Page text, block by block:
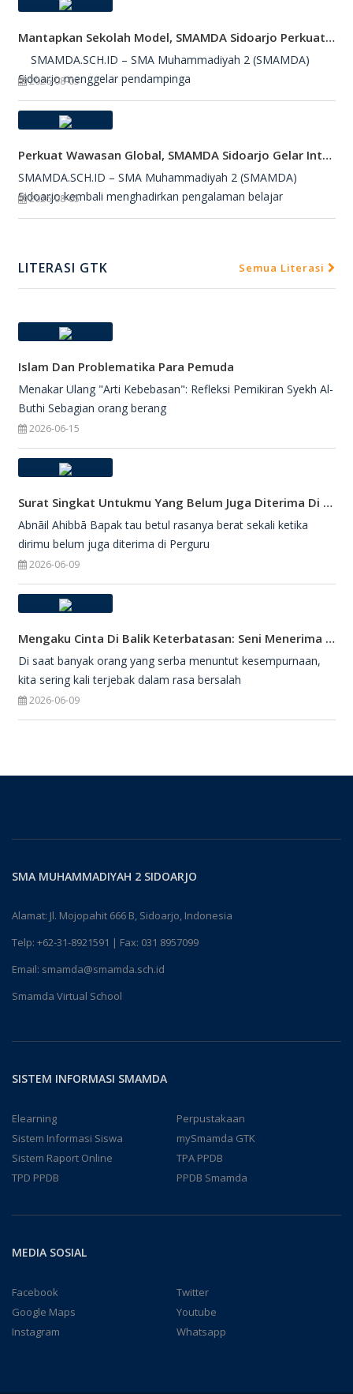
Mantapkan Sekolah Model, SMAMDA Sidoarjo Perkuat Pembelajaran Mendalam Dan KKA
SMAMDA.SCH.ID – SMA Muhammadiyah 2 (SMAMDA)
Sidoarjo menggelar pendampinga
2026-08-05
Perkuat Wawasan Global, SMAMDA Sidoarjo Gelar International Talk Show Bersama Mahasiswa Turki
SMAMDA.SCH.ID – SMA Muhammadiyah 2 (SMAMDA)
Sidoarjo kembali menghadirkan pengalaman belajar
2026-08-05
LITERASI GTK Semua Literasi
Islam Dan Problematika Para Pemuda
Menakar Ulang "Arti Kebebasan": Refleksi Pemikiran Syekh Al-
Buthi Sebagian orang berang
2026-06-15
Surat Singkat Untukmu Yang Belum Juga Diterima Di Perguruan Tinggi
Abnāil Ahibbā Bapak tau betul rasanya berat sekali ketika
dirimu belum juga diterima di Perguru
2026-06-09
Mengaku Cinta Di Balik Keterbatasan: Seni Menerima Diri Di Hadapan Ilahi
Di saat banyak orang yang serba menuntut kesempurnaan,
kita sering kali terjebak dalam rasa bersalah
2026-06-09
SMA MUHAMMADIYAH 2 SIDOARJO
Alamat: Jl. Mojopahit 666 B, Sidoarjo, Indonesia
Telp: +62-31-8921591 | Fax: 031 8957099
Email: smamda@smamda.sch.id
Smamda Virtual School
SISTEM INFORMASI SMAMDA
Elearning
Perpustakaan
Sistem Informasi Siswa
mySmamda GTK
Sistem Raport Online
TPA PPDB
TPD PPDB
PPDB Smamda
MEDIA SOSIAL
Facebook
Twitter
Google Maps
Youtube
Instagram
Whatsapp